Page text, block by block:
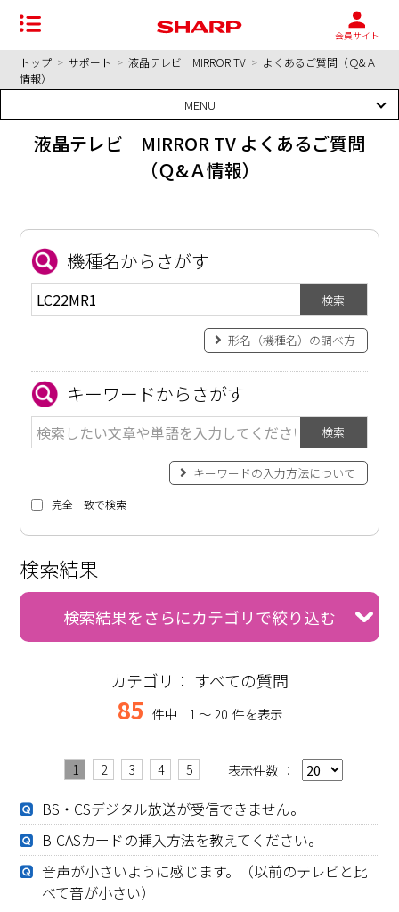
会員サイト
トップ > サポート > 液晶テレビ MIRROR TV > よくあるご質問（Ｑ&Ａ
情報）
液晶テレビ MIRROR TV よくあるご質問
（Ｑ&Ａ情報）
MENU
機種名からさがす
検索
形名（機種名）の調べ方
キーワードからさがす
検索
キーワードの入力方法について
完全一致で検索
検索結果
検索結果をさらにカテゴリで絞り込む
カテゴリ： すべての質問
85 件中 1 〜 20 件を表示
1 2 3 4 5 表示件数 ：
BS・CSデジタル放送が受信できません。
B-CASカードの挿入方法を教えてください。
音声が小さいように感じます。（以前のテレビと比
べて音が小さい）